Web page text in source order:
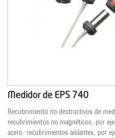
Medidor de EPS 740
Recubrimiento no destructivos de
recubrimientos no magnéticos, por
acero. recubrimientos aislantes, por